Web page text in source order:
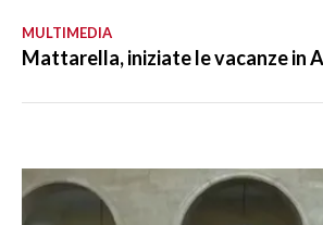
MULTIMEDIA
Mattarella, iniziate le vacanze in